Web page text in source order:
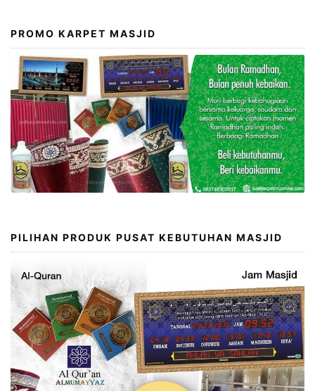
PROMO KARPET MASJID
PILIHAN PRODUK PUSAT KEBUTUHAN MASJID